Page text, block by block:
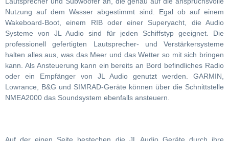
Nutzung auf dem Wasser abgestimmt sind. Egal ob auf einem
Wakeboard-Boot, einem RIB oder einer Superyacht, die Audio
Systeme von JL Audio sind für jeden Schiffstyp geeignet. Die
professionell gefertigten Lautsprecher- und Verstärkersysteme
halten alles aus, was das Meer und das Wetter so mit sich bringen
kann. Als Ansteuerung kann ein bereits an Bord befindliches Radio
oder ein Empfänger von JL Audio genutzt werden. GARMIN,
Lowrance, B&G und SIMRAD-Geräte können über die Schnittstelle
NMEA2000 das Soundsystem ebenfalls ansteuern.
Auf der einen Seite bestechen die JL Audio Geräte durch ihre